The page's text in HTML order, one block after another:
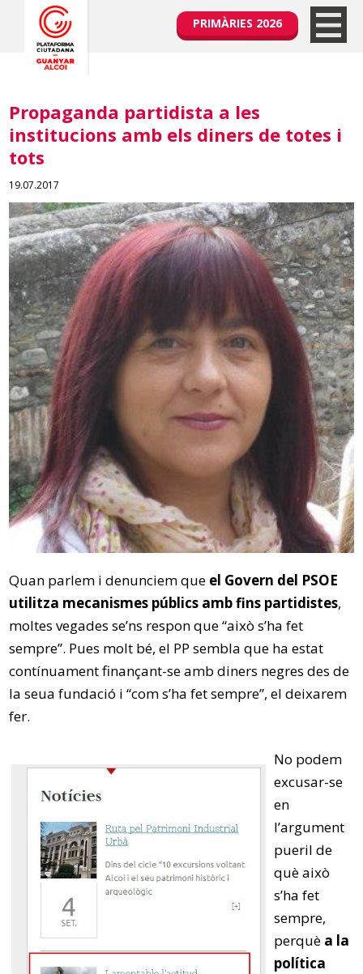
PRIMÀRIES 2026
Propaganda partidista a les
institucions amb els diners de totes i
tots
19.07.2017
Quan parlem i denunciem que el Govern del PSOE
utilitza mecanismes públics amb fins partidistes,
moltes vegades se’ns respon que “això s’ha fet
sempre”. Pues molt bé, el PP sembla que ha estat
contínuament finançant-se amb diners negres des de
la seua fundació i “com s’ha fet sempre”, el deixarem
fer.
No podem
excusar-se
en
l’argument
pueril de
què això
s’ha fet
sempre,
perquè a la
política